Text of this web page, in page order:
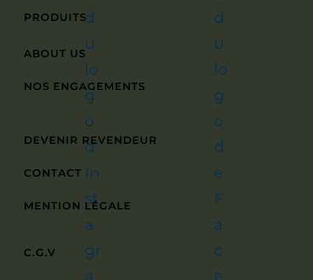
PRODUITS
ABOUT US
NOS ENGAGEMENTS
DEVENIR REVENDEUR
CONTACT
MENTION LÉGALE
C.G.V